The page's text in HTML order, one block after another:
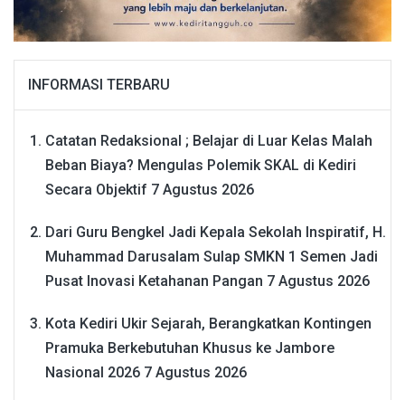
INFORMASI TERBARU
Catatan Redaksional ; Belajar di Luar Kelas Malah
Beban Biaya? Mengulas Polemik SKAL di Kediri
Secara Objektif 7 Agustus 2026
Dari Guru Bengkel Jadi Kepala Sekolah Inspiratif, H.
Muhammad Darusalam Sulap SMKN 1 Semen Jadi
Pusat Inovasi Ketahanan Pangan 7 Agustus 2026
Kota Kediri Ukir Sejarah, Berangkatkan Kontingen
Pramuka Berkebutuhan Khusus ke Jambore
Nasional 2026 7 Agustus 2026